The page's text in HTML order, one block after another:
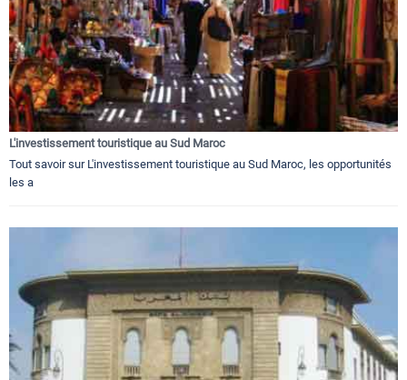
L'investissement touristique au Sud Maroc
Tout savoir sur L'investissement touristique au Sud Maroc, les opportunités
les a